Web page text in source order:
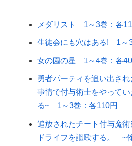
メダリスト 1～3巻：各
生徒会にも穴はある! 1～
女の園の星 1～4巻：各
勇者パーティを追い出さ
事情で付与術士をやって
る~ 1～3巻：各110円
追放されたチート付与魔
ドライフを謳歌する。 ~